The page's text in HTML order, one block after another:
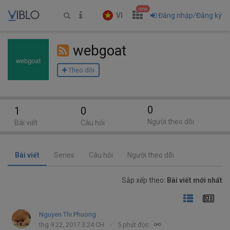
VI
new
Đăng nhập/Đăng ký
webgoat
Theo dõi
Bài viết Series Câu hỏi Người theo dõi
Sắp xếp theo: Bài viết mới nhất
Nguyen Thi Phuong
thg 9 22, 2017 3:24 CH
5 phút đọc
1
Bài viết
0
Câu hỏi
0
Người theo dõi